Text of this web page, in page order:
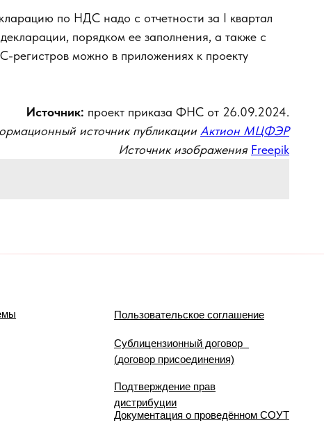
по НДС надо с отчетности за I квартал
порядком ее заполнения, а также с
можно в приложениях к проекту
Источник: проект приказа ФНС от 26.09.2024.
источник публикации Актион МЦФЭР
Источник изображения Freepik
Пользовательское соглашение
Сублицензионный договор
(договор присоединения)
Подтверждение прав
дистрибуции
Документация о проведённом СОУТ